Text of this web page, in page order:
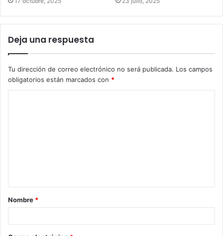
Deja una respuesta
Tu dirección de correo electrónico no será publicada. Los campos
obligatorios están marcados con *
a
r
Nombre *